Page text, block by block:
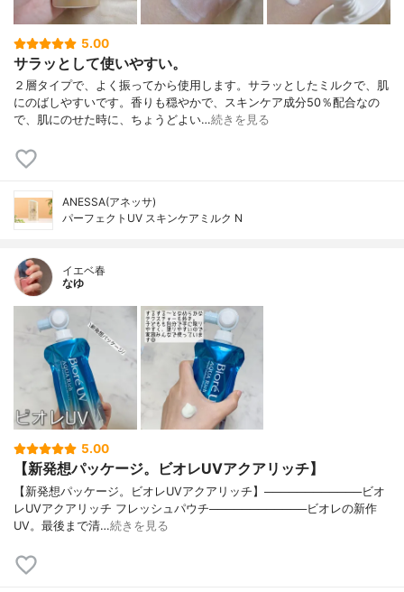
5.00
サラッとして使いやすい。
２層タイプで、よく振ってから使用します。サラッとしたミルクで、肌
にのばしやすいです。香りも穏やかで、スキンケア成分50％配合なの
で、肌にのせた時に、ちょうどよい…続きを見る
ANESSA(アネッサ)
パーフェクトUV スキンケアミルク N
イエベ春
なゆ
5.00
【新発想パッケージ。ビオレUVアクアリッチ】
【新発想パッケージ。ビオレUVアクアリッチ】────────────ビオ
レUVアクアリッチ フレッシュパウチ────────────ビオレの新作
UV。最後まで清…続きを見る